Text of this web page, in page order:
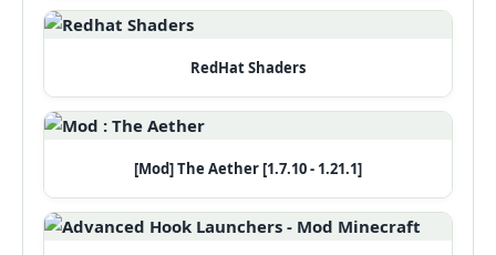
RedHat Shaders
[Mod] The Aether [1.7.10 - 1.21.1]